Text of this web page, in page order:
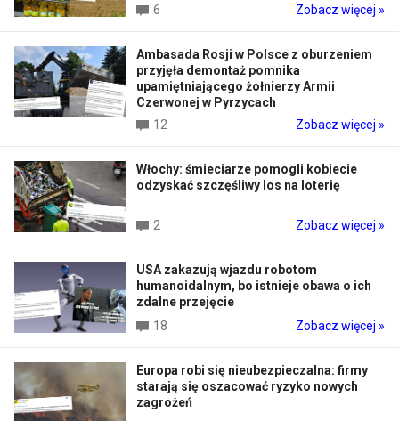
6
Zobacz więcej »
Ambasada Rosji w Polsce z oburzeniem
przyjęła demontaż pomnika
upamiętniającego żołnierzy Armii
Czerwonej w Pyrzycach
12
Zobacz więcej »
Włochy: śmieciarze pomogli kobiecie
odzyskać szczęśliwy los na loterię
2 Zobacz więcej »
USA zakazują wjazdu robotom
humanoidalnym, bo istnieje obawa o ich
zdalne przejęcie
18
Zobacz więcej »
Europa robi się nieubezpieczalna: firmy
starają się oszacować ryzyko nowych
zagrożeń